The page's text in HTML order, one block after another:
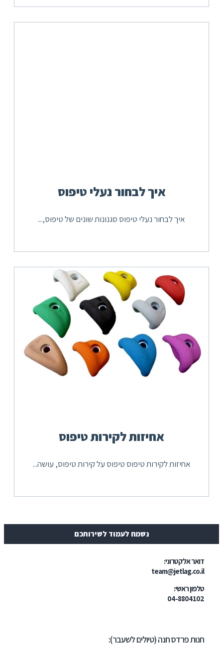
איך לבחור נעלי טיפוס
איך לבחור נעלי טיפוס סגנונות שונים של טיפוס,...
אחיזות לקירות טיפוס
אחיזות לקירות טיפוס טיפוס על קירות טיפוס, עושה...
נשמח לעמוד לשירותכם
אלקטרוני:
ראשי:
04-
פרדס חנה (טיולים לשעבר):